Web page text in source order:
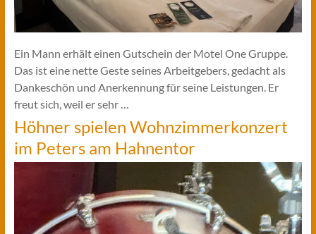
Ein Mann erhält einen Gutschein der Motel One Gruppe.
Das ist eine nette Geste seines Arbeitgebers, gedacht als
Dankeschön und Anerkennung für seine Leistungen. Er
freut sich, weil er sehr …
Höhner spielen Wohnzimmerkonzert
im Peters am Hahnentor